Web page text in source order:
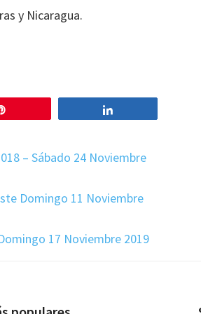
y Nicaragua.
– Sábado 24 Noviembre
Domingo 11 Noviembre
17 Noviembre 2019